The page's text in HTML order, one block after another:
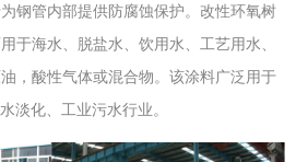
钢管内部提供防腐蚀保护。改性环氧树
于海水、脱盐水、饮用水、工艺用水、
，酸性气体或混合物。该涂料广泛用于
淡化、工业污水行业。